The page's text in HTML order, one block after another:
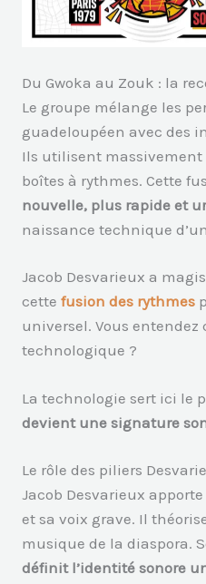
Du Gwoka au Zouk : la
Le groupe mélange les
guadeloupéen avec des
Ils utilisent massivement
boîtes à rythmes. Cette
nouvelle, plus rapide et
naissance technique
Jacob Desvarieux a
cettefusion des rythmes
universel. Vous entendez
technologique ?
La technologie sert ici le
devient une signature
Le rôle des piliers
Jacob Desvarieux
et sa voix grave. Il
musique de la diaspora.
définit l’identité sonore